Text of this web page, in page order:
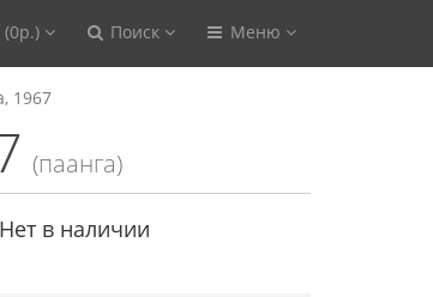
Поиск Меню
1967
(паанга)
в наличии